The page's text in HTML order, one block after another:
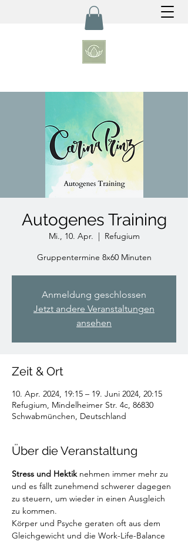
Autogenes Training
Mi., 10. Apr.
  |
Refugium
Gruppentermine 8x60 Minuten
Anmeldung geschlossen
Jetzt andere Veranstaltungen
ansehen
Zeit & Ort
10. Apr. 2024, 19:15 – 19. Juni 2024, 20:15
Refugium, Mindelheimer Str. 4c, 86830
Schwabmünchen, Deutschland
Über die Veranstaltung
Stress und Hektik nehmen immer mehr zu
und es fällt zunehmend schwerer dagegen
zu steuern, um wieder in einen Ausgleich
zu kommen.
Körper und Psyche geraten oft aus dem
Gleichgewicht und die Work-Life-Balance